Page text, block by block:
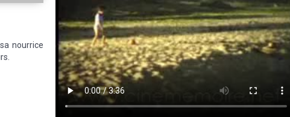
nourrice